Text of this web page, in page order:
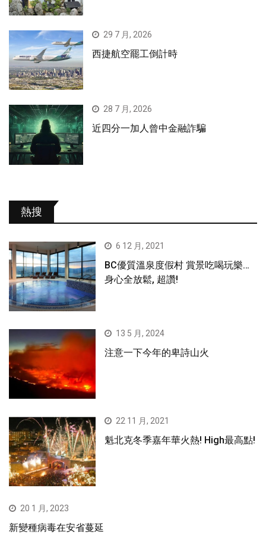
29 7 月, 2026
西捷航空罷工倒計時
28 7 月, 2026
近四分一加人曾中金融詐騙
熱搜
6 12 月, 2021
BC優質溫泉度假村 賞景吃喝玩樂…
身心全放鬆, 超讚!
13 5 月, 2024
注意一下今年的卑詩山火
22 11 月, 2021
魁北克冬季嘉年華火熱! High最高點!
20 1 月, 2023
新變種病毒在安省蔓延